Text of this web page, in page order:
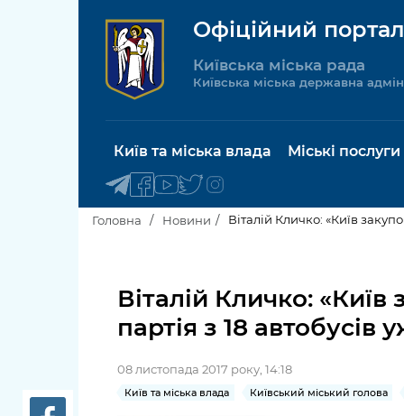
Офіційний
Київська міська рада
Київська міська державна
Київ та міська влада
Київська міська рада
Керівництво КМДА
Міські послуги
послуги
Пільги,
Паспорт,
Головна Новини Віталій Кличко: «Київ
Віталій Кличко:
партія з 18 автобусів
08 листопада 2017 року, 14:18
Київ та міська влада Київський міський голова